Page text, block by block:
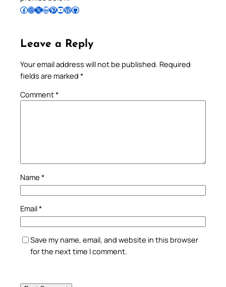
Follow Pradeep on Facebook Follow Pradeep on InstagramFollow Pradeep on X Follow Pradeep on LinkedIn Follow Pradeep on Pinterest Subscribe to Pradeep’s Youtube Channel Follow Pradeep on WordPress Follow Pradeep on GitHub
Leave a Reply
Your email address will not be published. Required
fields are marked *
Comment*
Name *
Email*
Save my name, email, and website in this browser
for the next time I comment.